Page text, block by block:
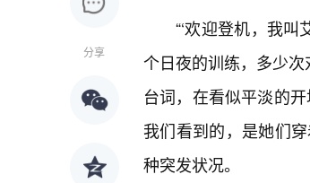
分享
“‘欢迎登机，我
个日夜的训练，多少
台词，在看似平淡的
我们看到的，是她们
种突发状况。